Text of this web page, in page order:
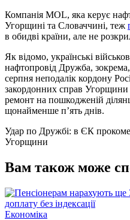
Компанія MOL, яка керує
Угорщині та Словаччині, теж
в обидві країни, але не
Як відомо, українські
нафтопровід Дружба,
серпня неподалік кордону
закордонних справ Угорщини
ремонт на пошкодженій
щонайменше п’ять днів.
Удар по Дружбі: в ЄК
Угорщини
Вам також може
Опублікувати
Економіка